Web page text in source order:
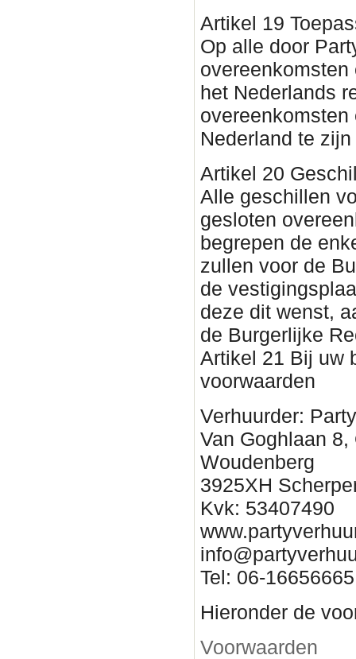
Artikel 19
Op alle door
het Nederlands
Nederland te
Artikel 20
Alle geschillen
gesloten
begrepen de
zullen voor de
de
deze dit wenst,
de Burgerlijke
Artikel 21 Bij uw
voorwaarden
Verhuurder:
Van Goghlaan
Woudenberg
3925XH
Kvk: 53407490
Tel: 06-16656665
Hieronder de
Voorwaarden